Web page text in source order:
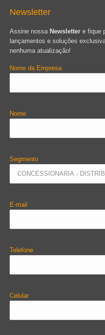
Newsletter
Assine nossa Newsletter e fique
lançamentos e soluções
nenhuma atualização!
Nome da Empresa
Nome
Segmento
E-mail
Telefone
Celular